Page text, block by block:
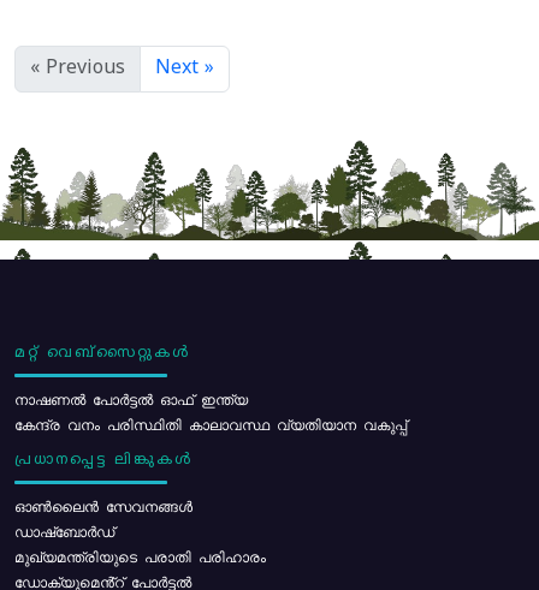
« Previous Next »
മറ്റ് വെബ്സൈറ്റുകൾ
നാഷണൽ പോർട്ടൽ ഓഫ് ഇന്ത്യ
കേന്ദ്ര വനം പരിസ്ഥിതി കാലാവസ്ഥ വ്യതിയാന വകുപ്പ്
പ്രധാനപ്പെട്ട ലിങ്കുകൾ
ഓൺലൈൻ സേവനങ്ങൾ
ഡാഷ്ബോർഡ്
മുഖ്യമന്ത്രിയുടെ പരാതി പരിഹാരം
ഡോക്യുമെൻ്റ് പോർട്ടൽ